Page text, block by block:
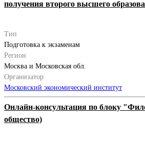
получения второго высшего
Тип
Подготовка к экзаменам
Регион
Москва и Московская обл.
Организатор
Московский экономический институт
Онлайн-консультация по блоку
общество)